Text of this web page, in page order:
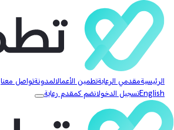
الرئيسيةمقدمي الرعايةتطمين الأعمالالمدونةتواصل معنا
Englishتسجيل الدخولانضم كمقدم رعاية